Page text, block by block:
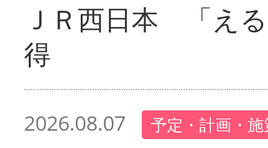
ＪＲ西日本 「え
得
2026.08.07 予定・計画・